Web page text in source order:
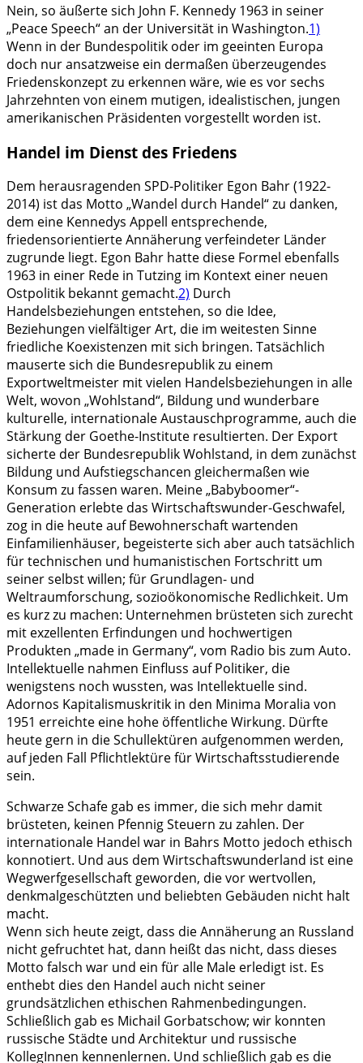
Nein, so äußerte sich John F. Kennedy 1963 in seiner
„Peace Speech“ an der Universität in Washington.1)
Wenn in der Bundespolitik oder im geeinten Europa
doch nur ansatzweise ein dermaßen überzeugendes
Friedenskonzept zu erkennen wäre, wie es vor sechs
Jahrzehnten von einem mutigen, idealistischen, jungen
amerikanischen Präsidenten vorgestellt worden ist.
Handel im Dienst des Friedens
Dem herausragenden SPD-Politiker Egon Bahr (1922-
2014) ist das Motto „Wandel durch Handel“ zu danken,
dem eine Kennedys Appell entsprechende,
friedensorientierte Annäherung verfeindeter Länder
zugrunde liegt. Egon Bahr hatte diese Formel ebenfalls
1963 in einer Rede in Tutzing im Kontext einer neuen
Ostpolitik bekannt gemacht.2) Durch
Handelsbeziehungen entstehen, so die Idee,
Beziehungen vielfältiger Art, die im weitesten Sinne
friedliche Koexistenzen mit sich bringen. Tatsächlich
mauserte sich die Bundesrepublik zu einem
Exportweltmeister mit vielen Handelsbeziehungen in alle
Welt, wovon „Wohlstand“, Bildung und wunderbare
kulturelle, internationale Austauschprogramme, auch die
Stärkung der Goethe-Institute resultierten. Der Export
sicherte der Bundesrepublik Wohlstand, in dem zunächst
Bildung und Aufstiegschancen gleichermaßen wie
Konsum zu fassen waren. Meine „Babyboomer“-
Generation erlebte das Wirtschaftswunder-Geschwafel,
zog in die heute auf Bewohnerschaft wartenden
Einfamilienhäuser, begeisterte sich aber auch tatsächlich
für technischen und humanistischen Fortschritt um
seiner selbst willen; für Grundlagen- und
Weltraumforschung, sozioökonomische Redlichkeit. Um
es kurz zu machen: Unternehmen brüsteten sich zurecht
mit exzellenten Erfindungen und hochwertigen
Produkten „made in Germany“, vom Radio bis zum Auto.
Intellektuelle nahmen Einfluss auf Politiker, die
wenigstens noch wussten, was Intellektuelle sind.
Adornos Kapitalismuskritik in den Minima Moralia von
1951 erreichte eine hohe öffentliche Wirkung. Dürfte
heute gern in die Schullektüren aufgenommen werden,
auf jeden Fall Pflichtlektüre für Wirtschaftsstudierende
sein.
Schwarze Schafe gab es immer, die sich mehr damit
brüsteten, keinen Pfennig Steuern zu zahlen. Der
internationale Handel war in Bahrs Motto jedoch ethisch
konnotiert. Und aus dem Wirtschaftswunderland ist eine
Wegwerfgesellschaft geworden, die vor wertvollen,
denkmalgeschützten und beliebten Gebäuden nicht halt
macht.
Wenn sich heute zeigt, dass die Annäherung an Russland
nicht gefruchtet hat, dann heißt das nicht, dass dieses
Motto falsch war und ein für alle Male erledigt ist. Es
enthebt dies den Handel auch nicht seiner
grundsätzlichen ethischen Rahmenbedingungen.
Schließlich gab es Michail Gorbatschow; wir konnten
russische Städte und Architektur und russische
KollegInnen kennenlernen. Und schließlich gab es die